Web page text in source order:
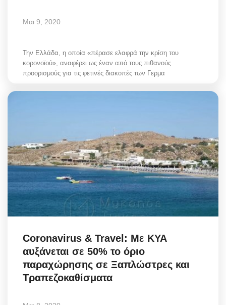
Μαι 9, 2020
Την Ελλάδα, η οποία «πέρασε ελαφρά την κρίση του
κορονοϊού», αναφέρει ως έναν από τους πιθανούς
προορισμούς για τις φετινές διακοπές των Γερμα
Coronavirus & Travel: Με ΚΥΑ
αυξάνεται σε 50% το όριο
παραχώρησης σε Ξαπλώστρες και
Τραπεζοκαθίσματα